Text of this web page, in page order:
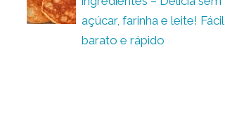
açúcar, farinha e leite! Fácil,
barato e rápido